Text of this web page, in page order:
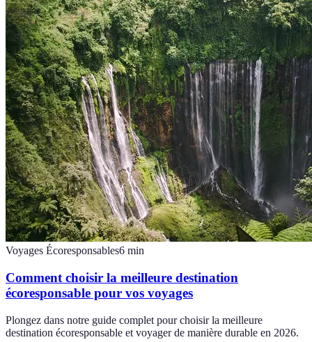
Voyages Écoresponsables6 min
Comment choisir la meilleure destination
écoresponsable pour vos voyages
Plongez dans notre guide complet pour choisir la meilleure
destination écoresponsable et voyager de manière durable en 2026.